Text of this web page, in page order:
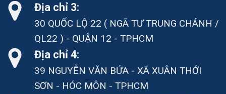
Địa chỉ 3:
30 QUỐC LỘ 22 ( NGÃ TƯ TRUNG CHÁNH /
QL22 ) - QUẬN 12 - TPHCM
Địa chỉ 4:
39 NGUYỄN VĂN BỨA - XÃ XUÂN THỚI
SƠN - HÓC MÔN - TPHCM